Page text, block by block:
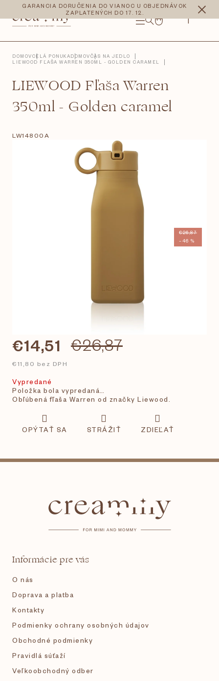
obsah
GARANCIA DORUČENIA DO VIANOC U OBJEDNÁVOK
ZAPLATENÝCH DO 17. 12.
NÁKUPNÝ
CZK EUR
DOMOVCELÁ PONUKADOMOVČAS NA JEDLO
LIEWOOD FĽAŠA WARREN 350ML - GOLDEN CARAMEL
LIEWOOD Fľaša Warren
350ml - Golden caramel
LW14800A
€26,87
–46 %
€26,87
€14,51
€11,80 bez DPH
Vypredané
Položka bola vypredaná…
Obľúbená fľaša Warren od značky Liewood.
OPÝTAŤ SA STRÁŽIŤ ZDIEĽAŤ
Informácie pre vás
O nás
Doprava a platba
Kontakty
Podmienky ochrany osobných údajov
Obchodné podmienky
Pravidlá súťaží
Veľkoobchodný odber